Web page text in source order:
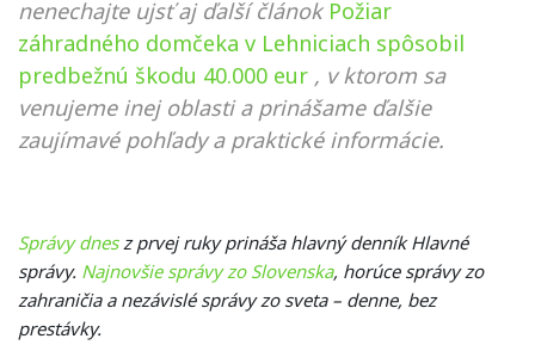
nenechajte ujsť aj ďalší článok Požiar
záhradného domčeka v Lehniciach spôsobil
predbežnú škodu 40.000 eur , v ktorom sa
venujeme inej oblasti a prinášame ďalšie
zaujímavé pohľady a praktické informácie.
Správy dnesz prvej ruky prináša hlavný denník Hlavné
správy. Najnovšie správy zo Slovenska, horúce správy zo
zahraničia a nezávislé správy zo sveta – denne, bez
prestávky.